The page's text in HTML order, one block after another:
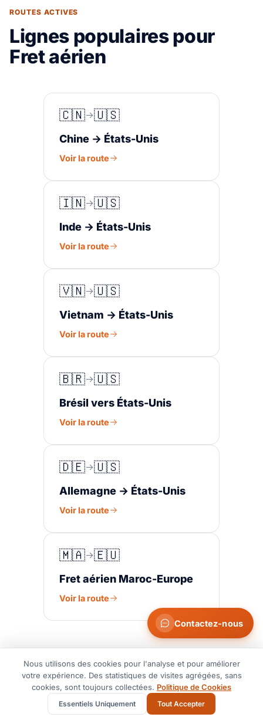
ROUTES ACTIVES
Lignes populaires pour
Fret aérien
🇨🇳 🇺🇸
Chine → États-Unis
Voir la route
🇮🇳 🇺🇸
Inde → États-Unis
Voir la route
🇻🇳 🇺🇸
Vietnam → États-Unis
Voir la route
🇧🇷 🇺🇸
Brésil vers États-Unis
Voir la route
🇩🇪 🇺🇸
Allemagne → États-Unis
Voir la route
🇲🇦 🇪🇺
Fret aérien Maroc-Europe
Voir la route
SECTEURS DESSERVIS
Secteurs que nous
Contactez-nous
Nous utilisons des cookies pour l'analyse et pour améliorer
votre expérience. Des statistiques de visites agrégées, sans
cookies, sont toujours collectées. Politique de Cookies
Essentiels Uniquement Tout Accepter